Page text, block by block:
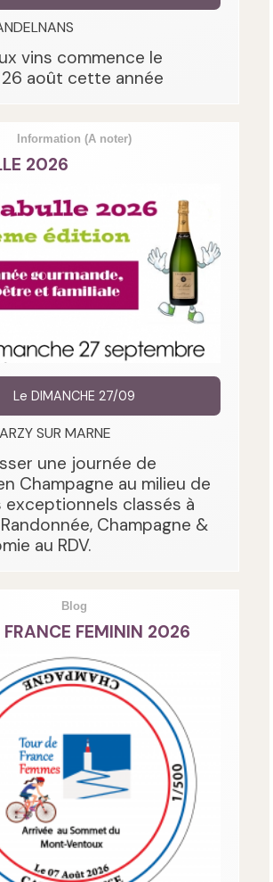
vins commence le
août cette année
Information (A noter)
2026
Le DIMANCHE 27/09
SUR MARNE
une journée de
Champagne au milieu de
exceptionnels classés à
Champagne &
au RDV.
Blog
FRANCE FEMININ 2026